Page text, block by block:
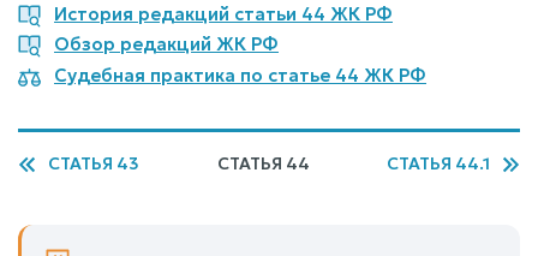
История редакций статьи 44 ЖК РФ
Обзор редакций ЖК РФ
Судебная практика по статье 44 ЖК РФ
СТАТЬЯ 43 СТАТЬЯ 44 СТАТЬЯ 44.1